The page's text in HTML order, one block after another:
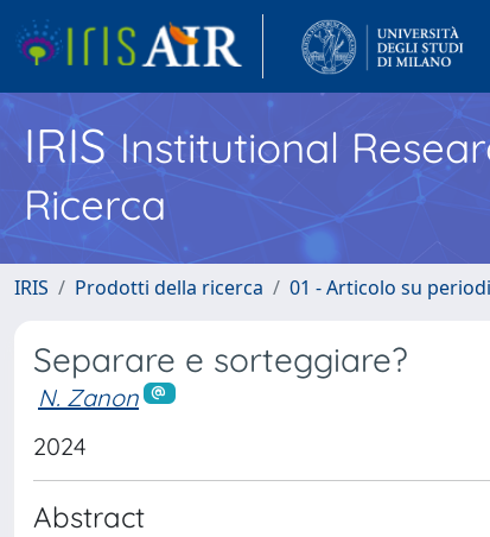
IRISInstitutional
Ricerca
IRIS Prodotti della ricerca 01 - Articolo su
Separare e sorteggiare?
N. Zanon
2024
Abstract